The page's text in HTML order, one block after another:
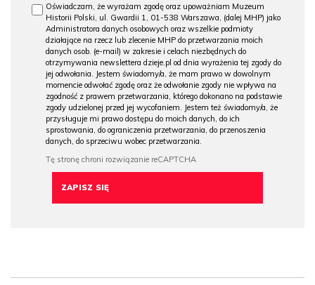
Oświadczam, że wyrażam zgodę oraz upoważniam Muzeum
Historii Polski, ul. Gwardii 1, 01-538 Warszawa, (dalej MHP) jako
Administratora danych osobowych oraz wszelkie podmioty
działające na rzecz lub zlecenie MHP do przetwarzania moich
danych osob. (e-mail) w zakresie i celach niezbędnych do
otrzymywania newslettera dzieje.pl od dnia wyrażenia tej zgody do
jej odwołania. Jestem świadomy/a, że mam prawo w dowolnym
momencie odwołać zgodę oraz że odwołanie zgody nie wpływa na
zgodność z prawem przetwarzania, którego dokonano na podstawie
zgody udzielonej przed jej wycofaniem. Jestem też świadomy/a, że
przysługuje mi prawo dostępu do moich danych, do ich
sprostowania, do ograniczenia przetwarzania, do przenoszenia
danych, do sprzeciwu wobec przetwarzania.